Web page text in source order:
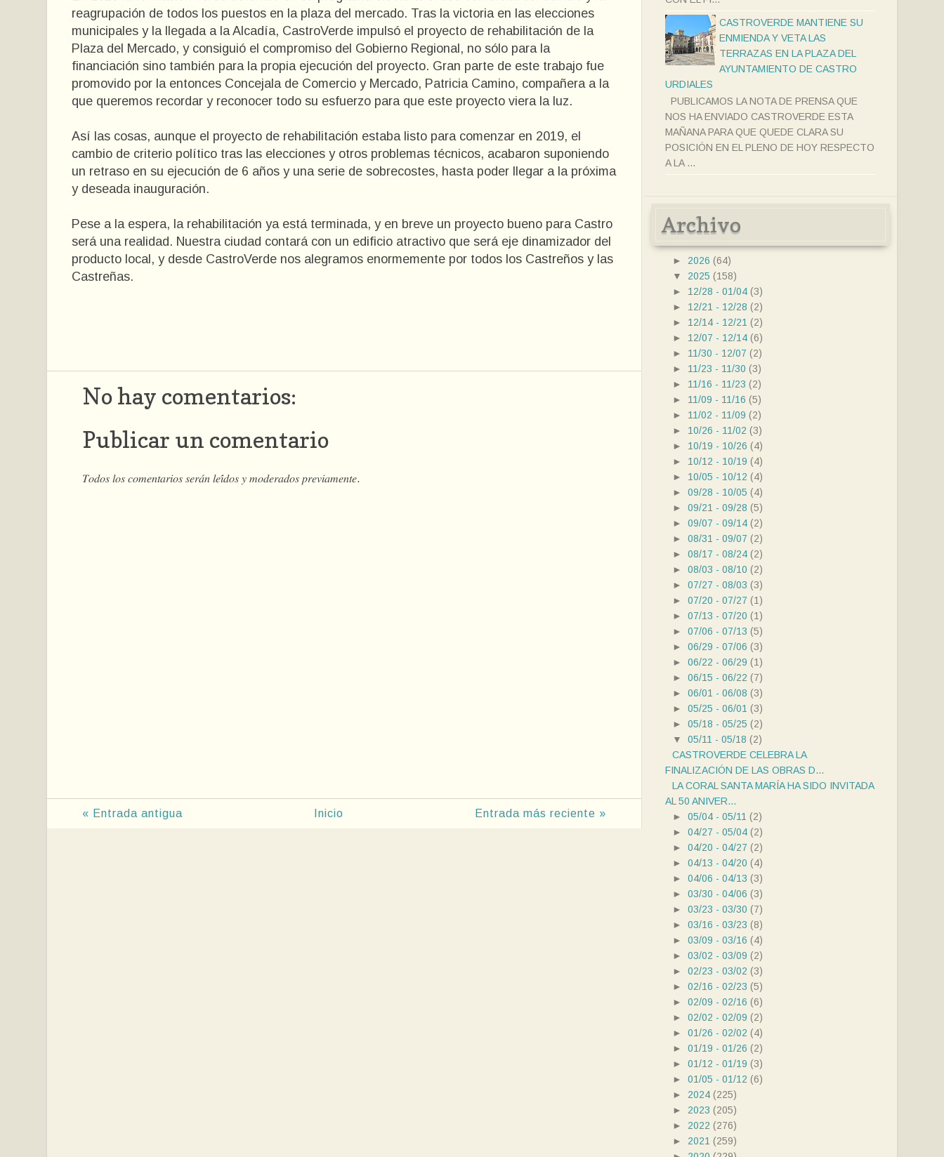
reagrupación de todos los puestos en la plaza del mercado. Tras la victoria en las elecciones
municipales y la llegada a la Alcadía, CastroVerde impulsó el proyecto de rehabilitación de la
Plaza del Mercado, y consiguió el compromiso del Gobierno Regional, no sólo para la
financiación sino también para la propia ejecución del proyecto. Gran parte de este trabajo fue
promovido por la entonces Concejala de Comercio y Mercado, Patricia Camino, compañera a la
que queremos recordar y reconocer todo su esfuerzo para que este proyecto viera la luz.
Así las cosas, aunque el proyecto de rehabilitación estaba listo para comenzar en 2019, el
cambio de criterio político tras las elecciones y otros problemas técnicos, acabaron suponiendo
un retraso en su ejecución de 6 años y una serie de sobrecostes, hasta poder llegar a la próxima
y deseada inauguración.
Pese a la espera, la rehabilitación ya está terminada, y en breve un proyecto bueno para Castro
será una realidad. Nuestra ciudad contará con un edificio atractivo que será eje dinamizador del
producto local, y desde CastroVerde nos alegramos enormemente por todos los Castreños y las
Castreñas.
No hay comentarios:
Publicar un comentario
𝑇𝑜𝑑𝑜𝑠 𝑙𝑜𝑠 𝑐𝑜𝑚𝑒𝑛𝑡𝑎𝑟𝑖𝑜𝑠 𝑠𝑒𝑟𝑎́𝑛 𝑙𝑒𝑖́𝑑𝑜𝑠 𝑦 𝑚𝑜𝑑𝑒𝑟𝑎𝑑𝑜𝑠 𝑝𝑟𝑒𝑣𝑖𝑎𝑚𝑒𝑛𝑡𝑒.
Entrada más reciente »
« Entrada antigua Inicio
CASTROVERDE MANTIENE SU
ENMIENDA Y VETA LAS
TERRAZAS EN LA PLAZA DEL
AYUNTAMIENTO DE CASTRO
URDIALES
PUBLICAMOS LA NOTA DE PRENSA QUE
NOS HA ENVIADO CASTROVERDE ESTA
MAÑANA PARA QUE QUEDE CLARA SU
POSICIÓN EN EL PLENO DE HOY RESPECTO
A LA ...
Archivo
► 2026 (64)
▼
2025 (158)
► 12/28 - 01/04 (3)
► 12/21 - 12/28 (2)
► 12/14 - 12/21 (2)
► 12/07 - 12/14 (6)
► 11/30 - 12/07 (2)
► 11/23 - 11/30 (3)
► 11/16 - 11/23 (2)
► 11/09 - 11/16 (5)
► 11/02 - 11/09 (2)
► 10/26 - 11/02 (3)
► 10/19 - 10/26 (4)
► 10/12 - 10/19 (4)
► 10/05 - 10/12 (4)
► 09/28 - 10/05 (4)
► 09/21 - 09/28 (5)
► 09/07 - 09/14 (2)
► 08/31 - 09/07 (2)
► 08/17 - 08/24 (2)
► 08/03 - 08/10 (2)
► 07/27 - 08/03 (3)
► 07/20 - 07/27 (1)
► 07/13 - 07/20 (1)
► 07/06 - 07/13 (5)
► 06/29 - 07/06 (3)
► 06/22 - 06/29 (1)
► 06/15 - 06/22 (7)
► 06/01 - 06/08 (3)
► 05/25 - 06/01 (3)
► 05/18 - 05/25 (2)
▼
05/11 - 05/18 (2)
CASTROVERDE CELEBRA LA
FINALIZACIÓN DE LAS OBRAS D...
LA CORAL SANTA MARÍA HA SIDO INVITADA
AL 50 ANIVER...
► 05/04 - 05/11 (2)
► 04/27 - 05/04 (2)
► 04/20 - 04/27 (2)
► 04/13 - 04/20 (4)
► 04/06 - 04/13 (3)
► 03/30 - 04/06 (3)
► 03/23 - 03/30 (7)
► 03/16 - 03/23 (8)
► 03/09 - 03/16 (4)
► 03/02 - 03/09 (2)
► 02/23 - 03/02 (3)
► 02/16 - 02/23 (5)
► 02/09 - 02/16 (6)
► 02/02 - 02/09 (2)
► 01/26 - 02/02 (4)
► 01/19 - 01/26 (2)
► 01/12 - 01/19 (3)
► 01/05 - 01/12 (6)
► 2024 (225)
► 2023 (205)
► 2022 (276)
► 2021 (259)